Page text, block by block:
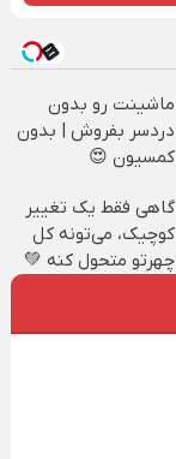
ماشینت رو بدون
دردسر بفروش | بدون
کمسیون 😍
گاهی فقط یک تغییر
کوچیک، می‌تونه کل
چهرتو متحول کنه 💚